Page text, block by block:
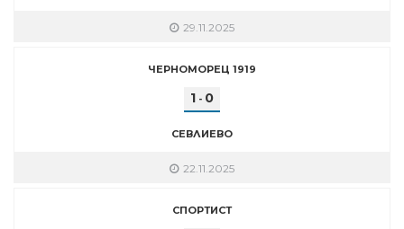
29.11.2025
ЧЕРНОМОРЕЦ 1919
1 - 0
СЕВЛИЕВО
22.11.2025
СПОРТИСТ